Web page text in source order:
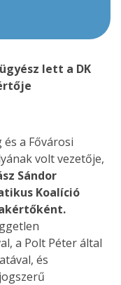
lett a DK
és a Fővárosi
volt vezetője,
Sándor
Koalíció
a Polt Péter által
és